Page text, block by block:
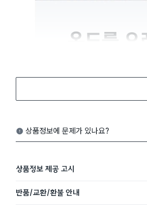
상품정보에 문제가 있나요?
상품정보 제공 고시
반품/교환/환불 안내